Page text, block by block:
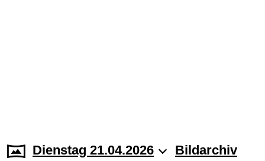
Dienstag 21.04.2026 Bildarchiv